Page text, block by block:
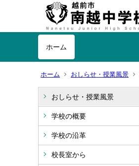
ホーム
ホーム おしらせ・授業風景
おしらせ・授業風景
学校の概要
学校の沿革
校長室から